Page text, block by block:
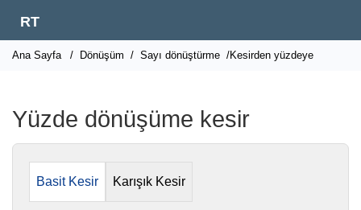
RT
Ana Sayfa / Dönüşüm / Sayı dönüştürme /Kesirden yüzdeye
Yüzde dönüşüme kesir
Basit Kesir Karışık Kesir